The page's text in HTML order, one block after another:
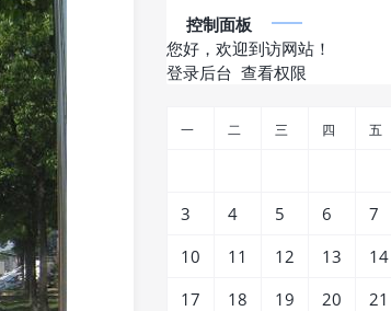
控制面板
您好，欢迎到访网站！
登录后台 查看权限
一 二 三 四 五
3
4 5 6 7
10
11 12 13 14
17
18 19 20 21